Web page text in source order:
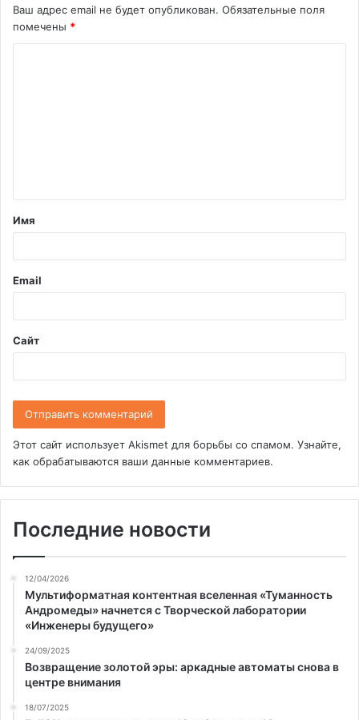
Ваш адрес email не будет опубликован. Обязательные поля
помечены *
т
а
й
*
Имя
Email
Сайт
Этот сайт использует Akismet для борьбы со спамом. Узнайте,
как обрабатываются ваши данные комментариев.
Последние новости
12/04/2026
Мультиформатная контентная вселенная «Туманность
Андромеды» начнется с Творческой лаборатории
«Инженеры будущего»
24/09/2025
Возвращение золотой эры: аркадные автоматы снова в
центре внимания
18/07/2025